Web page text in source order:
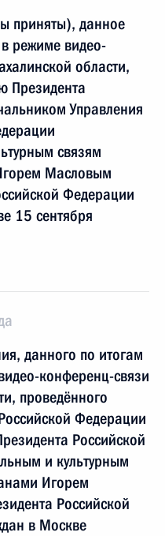
приняты), данное
режиме видео-
области,
Президента
Управления
связям
Масловым
Федерации
15 сентября
данного по итогам
конференц-связи
проведённого
Федерации
Российской
и культурным
Игорем
Российской
в Москве